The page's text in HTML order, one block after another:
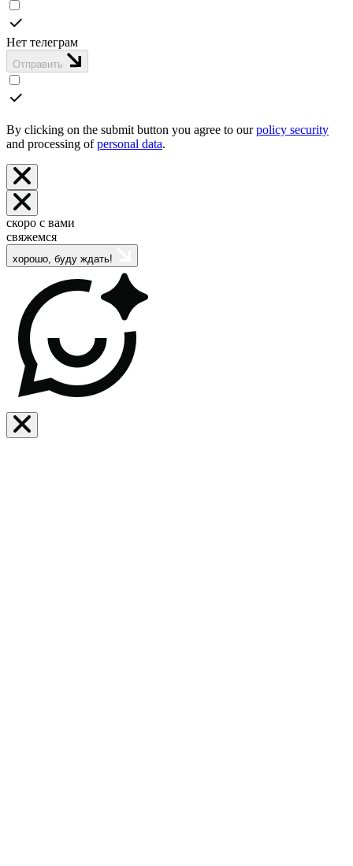
Нет телеграм
Отправить
By clicking on the submit button you agree to ourpolicy security
and processing ofpersonal data.
скоро с вами
свяжемся
хорошо, буду ждать!